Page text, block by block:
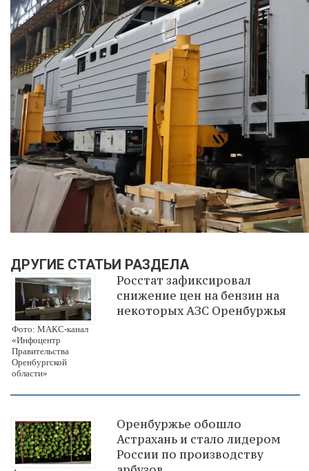
ДРУГИЕ СТАТЬИ РАЗДЕЛА
Фото: МАКС-канал
«Инфоцентр
Правительства
Оренбургской
области»
Росстат зафиксировал
снижение цен на бензин на
некоторых АЗС Оренбуржья
Оренбуржье обошло
Астрахань и стало лидером
России по производству